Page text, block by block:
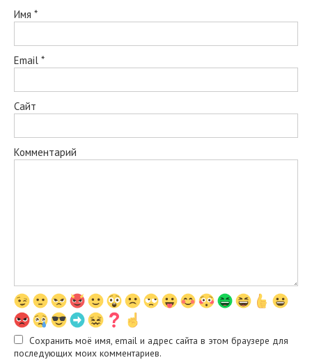
Имя *
Email *
Сайт
Комментарий
Сохранить моё имя, email и адрес сайта в этом браузере для
последующих моих комментариев.